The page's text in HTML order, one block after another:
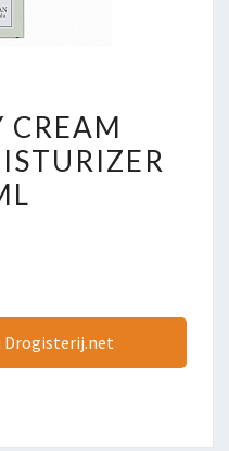
CREAM
Drogisterij.net